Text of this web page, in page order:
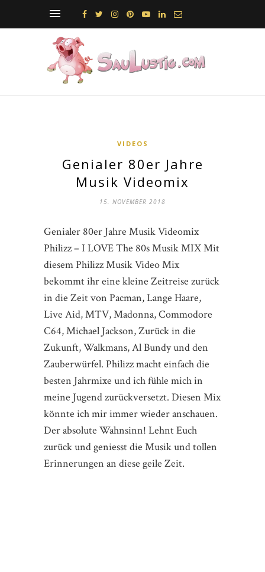
VIDEOS
Genialer 80er Jahre
Musik Videomix
15. NOVEMBER 2018
Genialer 80er Jahre Musik Videomix
Philizz – I LOVE The 80s Musik MIX Mit
diesem Philizz Musik Video Mix
bekommt ihr eine kleine Zeitreise zurück
in die Zeit von Pacman, Lange Haare,
Live Aid, MTV, Madonna, Commodore
C64, Michael Jackson, Zurück in die
Zukunft, Walkmans, Al Bundy und den
Zauberwürfel. Philizz macht einfach die
besten Jahrmixe und ich fühle mich in
meine Jugend zurückversetzt. Diesen Mix
könnte ich mir immer wieder anschauen.
Der absolute Wahnsinn! Lehnt Euch
zurück und geniesst die Musik und tollen
Erinnerungen an diese geile Zeit.